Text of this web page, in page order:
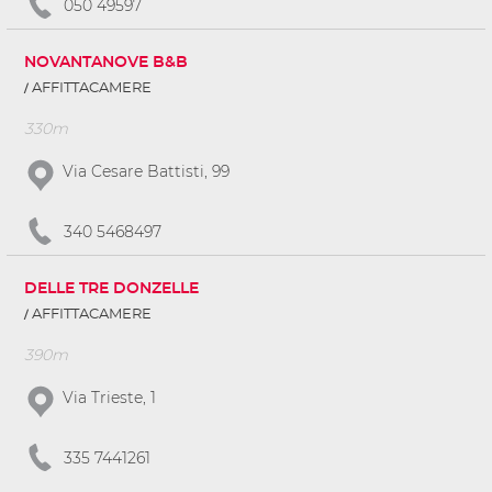
050 49597
NOVANTANOVE B&B
AFFITTACAMERE
330m
Via Cesare Battisti, 99
340 5468497
DELLE TRE DONZELLE
AFFITTACAMERE
390m
Via Trieste, 1
335 7441261